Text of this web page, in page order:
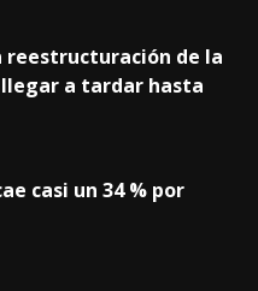
reestructuración de la
llegar a tardar hasta
casi un 34 % por